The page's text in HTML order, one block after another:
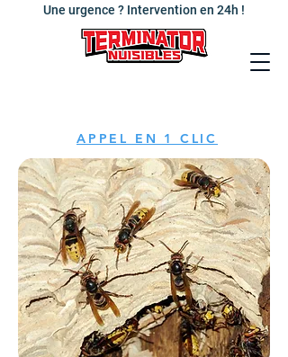
Une urgence ? Intervention en 24h !
APPEL EN 1 CLIC